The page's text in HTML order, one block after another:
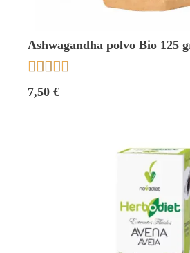
Ashwagandha polvo Bio 125
premium

7,50 €